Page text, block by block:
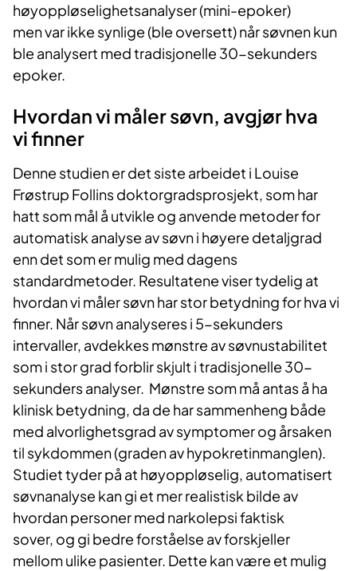
høyoppløselighetsanalyser (mini-epoker)
men var ikke synlige (ble oversett) når søvnen kun
ble analysert med tradisjonelle 30-sekunders
epoker.
Hvordan vi måler søvn, avgjør hva
vi finner
Denne studien er det siste arbeidet i Louise
Frøstrup Follins doktorgradsprosjekt, som har
hatt som mål å utvikle og anvende metoder for
automatisk analyse av søvn i høyere detaljgrad
enn det som er mulig med dagens
standardmetoder. Resultatene viser tydelig at
hvordan vi måler søvn har stor betydning for hva vi
finner. Når søvn analyseres i 5-sekunders
intervaller, avdekkes mønstre av søvnustabilitet
som i stor grad forblir skjult i tradisjonelle 30-
sekunders analyser. Mønstre som må antas å ha
klinisk betydning, da de har sammenheng både
med alvorlighetsgrad av symptomer og årsaken
til sykdommen (graden av hypokretinmanglen).
Studiet tyder på at høyoppløselig, automatisert
søvnanalyse kan gi et mer realistisk bilde av
hvordan personer med narkolepsi faktisk
sover, og gi bedre forståelse av forskjeller
mellom ulike pasienter. Dette kan være et mulig